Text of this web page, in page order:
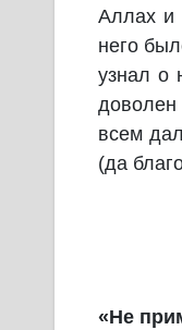
Аллах и
него
узнал о
всем
(да
«Не